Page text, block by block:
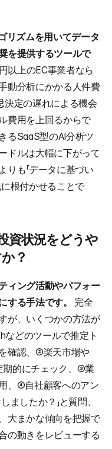
リズムを用いてデータ
を提供するツールで
以上のEC事業者なら
動分析にかかる人件費
定の遅れによる機会
費用を上回るからで
るSaaS型のAI分析ツ
ドルは大幅に下がって
も「データに基づい
根付かせることで
資状況をどうや
？
ィング活動やパフォー
する手法です。
完全
が、いくつかの方法が
などのツールで推定ト
確認、②楽天市場や
期的にチェック、③業
、④自社顧客へのアン
ましたか？」と質問、
大まかな傾向を把握で
の動きをレビューする